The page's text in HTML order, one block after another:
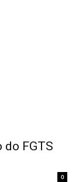
do FGTS
0